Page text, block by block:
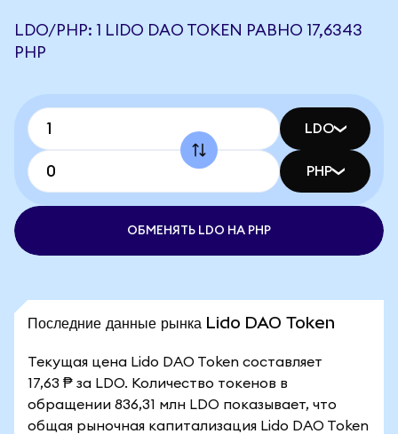
LDO/PHP: 1 LIDO DAO TOKEN РАВНО 17,6343
PHP
LDO
PHP
ОБМЕНЯТЬ LDO НА PHP
Последние данные рынка Lido DAO Token
Текущая цена Lido DAO Token составляет
17,63 ₱ за LDO. Количество токенов в
обращении 836,31 млн LDO показывает, что
общая рыночная капитализация Lido DAO Token